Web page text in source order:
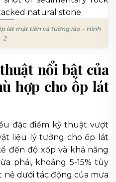
lát mặt tiền và tường rào – Hình
2
nổi bật của
hợp cho ốp lát
đặc điểm kỹ thuật vượt
liệu lý tưởng cho ốp lát
đến độ xốp và khả năng
phải, khoảng 5-15% tùy
nẻ dưới tác động của mưa